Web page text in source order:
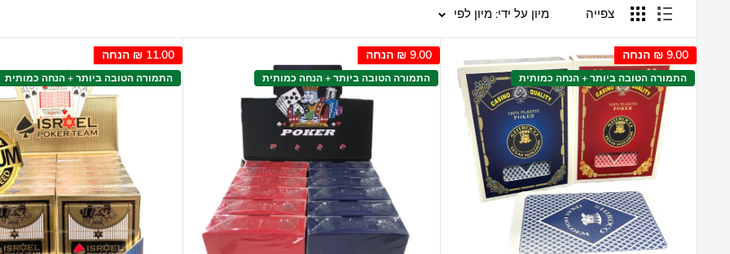
מיון על ידי: מיון לפי צפייה
9.00 ₪ הנחה
התמורה הטובה ביותר + הנחה כמותית
9.00 ₪ הנחה
התמורה הטובה ביותר + הנחה כמותית
11.00 ₪ הנחה
התמורה הטובה ביותר + הנחה כמותית